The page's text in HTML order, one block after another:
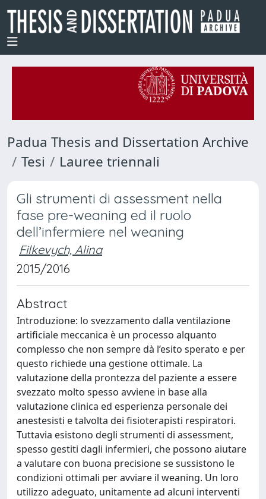
Padua Thesis and Dissertation Archive
Tesi
Lauree triennali
Gli strumenti di assessment nella
fase pre-weaning ed il ruolo
dell’infermiere nel weaning
Filkevych, Alina
2015/2016
Abstract
Introduzione: lo svezzamento dalla ventilazione
artificiale meccanica è un processo alquanto
complesso che non sempre dà l’esito sperato e per
questo richiede una gestione ottimale. La
valutazione della prontezza del paziente a essere
svezzato molto spesso avviene in base alla
valutazione clinica ed esperienza personale dei
anestesisti e talvolta dei fisioterapisti respiratori.
Tuttavia esistono degli strumenti di assessment,
spesso gestiti dagli infermieri, che possono aiutare
a valutare con buona precisione se sussistono le
condizioni ottimali per avviare il weaning. Un loro
utilizzo adeguato, unitamente ad alcuni interventi